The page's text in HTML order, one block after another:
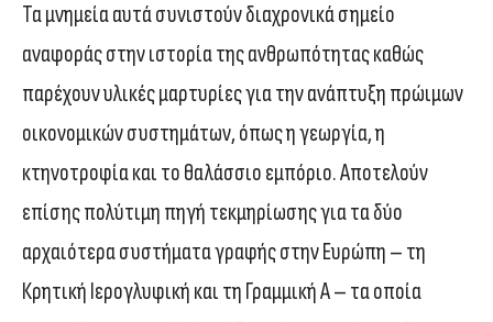
Τα μνημεία αυτά συνιστούν διαχρονικά σημείο
αναφοράς στην ιστορία της ανθρωπότητας καθώς
παρέχουν υλικές μαρτυρίες για την ανάπτυξη πρώιμων
οικονομικών συστημάτων, όπως η γεωργία, η
κτηνοτροφία και το θαλάσσιο εμπόριο. Αποτελούν
επίσης πολύτιμη πηγή τεκμηρίωσης για τα δύο
αρχαιότερα συστήματα γραφής στην Ευρώπη – τη
Κρητική Ιερογλυφική και τη Γραμμική Α – τα οποία